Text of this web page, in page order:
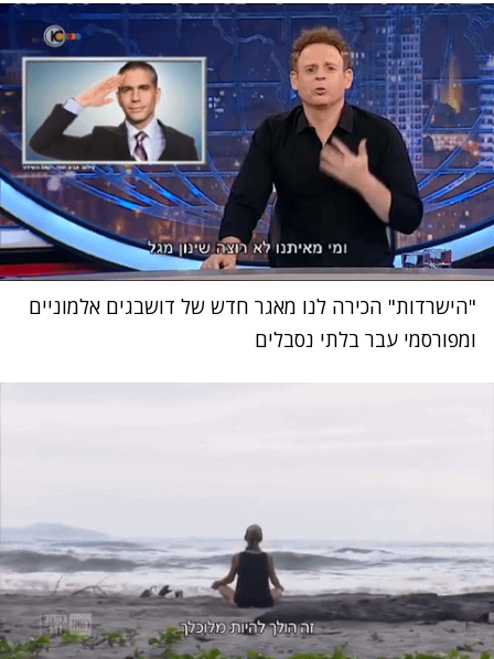
"הישרדות" הכירה לנו מאגר חדש של דושבגים אלמוניים
ומפורסמי עבר בלתי נסבלים